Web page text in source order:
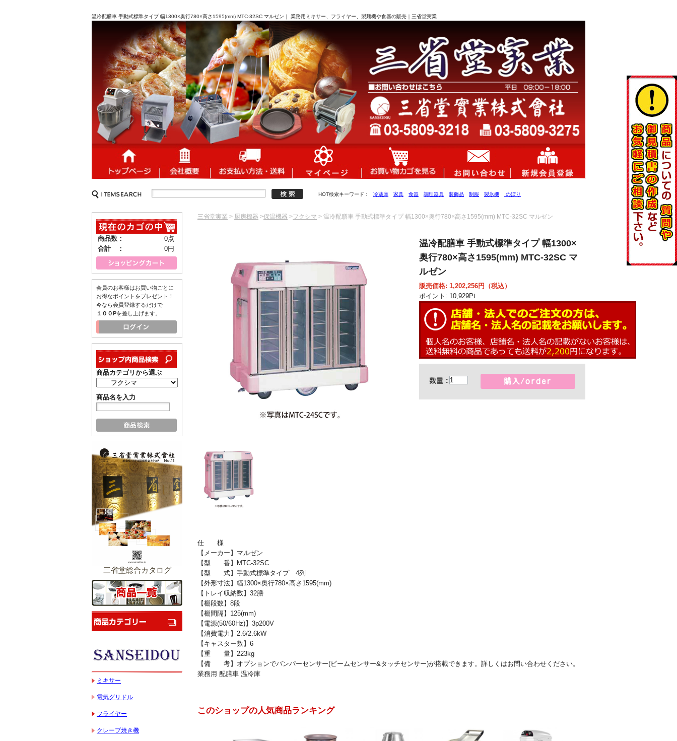
温冷配膳車 手動式標準タイプ 幅1300×奥行780×高さ1595(mm) MTC-32SC マルゼン｜ 業務用ミキサー、フライヤー、製麺機や食器の販売｜三省堂実業
HOT検索キーワード： 冷蔵庫 家具 食器 調理器具 装飾品 制服 製氷機 のぼり
三省堂実業 > 厨房機器 >保温機器 >フクシマ > 温冷配膳車 手動式標準タイプ 幅1300×奥行780×高さ1595(mm) MTC-32SC マルゼン
温冷配膳車 手動式標準タイプ 幅1300×
奥行780×高さ1595(mm) MTC-32SC マ
ルゼン
販売価格: 1,202,256円（税込）
ポイント: 10,929Pt
仕 様
【メーカー】マルゼン
【型 番】MTC-32SC
【型 式】手動式標準タイプ 4列
【外形寸法】幅1300×奥行780×高さ1595(mm)
【トレイ収納数】32膳
【棚段数】8段
【棚間隔】125(mm)
【電源(50/60Hz)】3p200V
【消費電力】2.6/2.6kW
【キャスター数】6
【重 量】223kg
【備 考】オプションでバンパーセンサー(ビームセンサー&タッチセンサー)が搭載できます。詳しくはお問い合わせください。
業務用 配膳車 温冷庫
このショップの人気商品ランキング
商品数：
0点
合計 ：
0円
会員のお客様はお買い物ごとに
お得なポイントをプレゼント！
今なら会員登録するだけで
１００Pを差し上げます。
商品カテゴリから選ぶ
商品名を入力
三省堂総合カタログ
ミキサー
電気グリドル
フライヤー
クレープ焼き機